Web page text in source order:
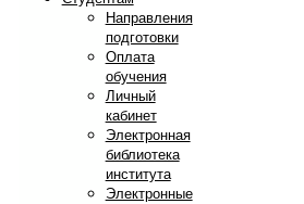
Направления
подготовки
Оплата
обучения
Личный
кабинет
Электронная
библиотека
института
Электронные